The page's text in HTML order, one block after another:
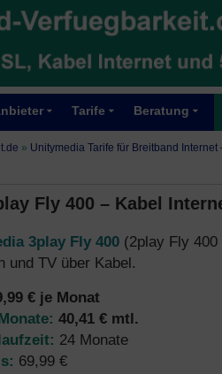
Tarife Beratung
» Unitymedia Tarife für Breitband
Fly 400 – Kabel
3play Fly 400 (2play Fly
und TV über Kabel.
€ je Monat
40,41 € mtl.
24 Monate
69,99 €